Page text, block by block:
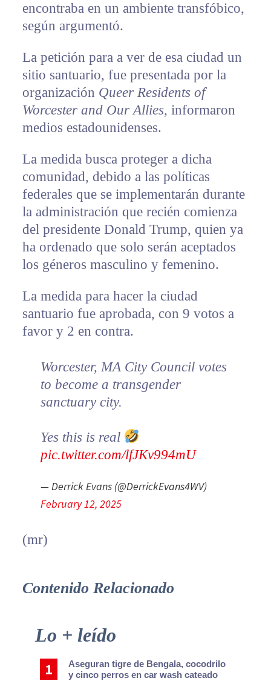
encontraba en un ambiente transfóbico,
según argumentó.
La petición para a ver de esa ciudad un
sitio santuario, fue presentada por la
organización Queer Residents of
Worcester and Our Allies, informaron
medios estadounidenses.
La medida busca proteger a dicha
comunidad, debido a las políticas
federales que se implementarán durante
la administración que recién comienza
del presidente Donald Trump, quien ya
ha ordenado que solo serán aceptados
los géneros masculino y femenino.
La medida para hacer la ciudad
santuario fue aprobada, con 9 votos a
favor y 2 en contra.
Worcester, MA City Council votes
to become a transgender
sanctuary city.
Yes this is real
pic.twitter.com/lfJKv994mU
— Derrick Evans (@DerrickEvans4WV)
February 12, 2025
(mr)
Contenido Relacionado
Primary
Lo + leído
Aseguran tigre de Bengala, cocodrilo
y cinco perros en car wash cateado